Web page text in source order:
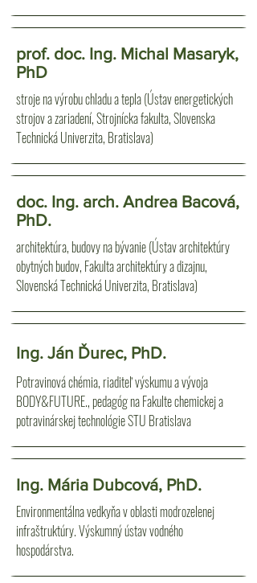
prof. doc. Ing. Michal Masaryk,
PhD
stroje na výrobu chladu a tepla (Ústav energetických
strojov a zariadení, Strojnícka fakulta, Slovenska
Technická Univerzita, Bratislava)
doc. Ing. arch. Andrea Bacová,
PhD.
architektúra, budovy na bývanie (Ústav architektúry
obytných budov, Fakulta architektúry a dizajnu,
Slovenská Technická Univerzita, Bratislava)
Ing. Ján Ďurec, PhD.
Potravinová chémia, riaditeľ výskumu a vývoja
BODY&FUTURE., pedagóg na Fakulte chemickej a
potravinárskej technológie STU Bratislava
Ing. Mária Dubcová, PhD.
Environmentálna vedkyňa v oblasti modrozelenej
infraštruktúry. Výskumný ústav vodného
hospodárstva.